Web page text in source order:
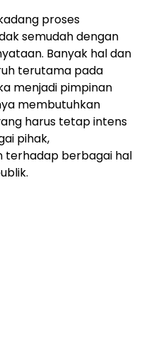
proses
semudah dengan
Banyak hal dan
terutama pada
menjadi pimpinan
membutuhkan
harus tetap intens
pihak,
terhadap berbagai hal